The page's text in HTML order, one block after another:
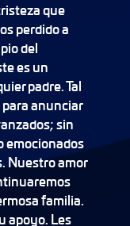
que
perdido a
del
es un
padre. Tal
anunciar
sin
emocionados
Nuestro amor
familia.
apoyo. Les